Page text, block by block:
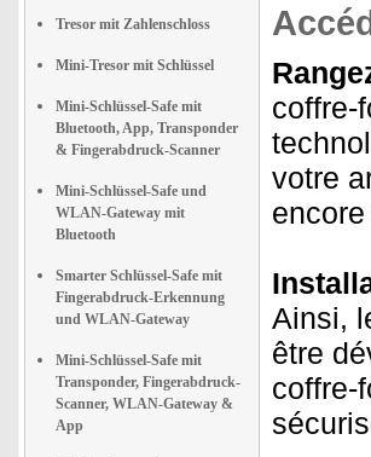
Tresor mit Zahlenschloss
Mini-Tresor mit Schlüssel
Mini-Schlüssel-Safe mit
Bluetooth, App, Transponder
& Fingerabdruck-Scanner
Mini-Schlüssel-Safe und
WLAN-Gateway mit
Bluetooth
Smarter Schlüssel-Safe mit
Fingerabdruck-Erkennung
und WLAN-Gateway
Mini-Schlüssel-Safe mit
Transponder, Fingerabdruck-
Scanner, WLAN-Gateway &
App
coffre-
votre
Ainsi,
être
coffre-